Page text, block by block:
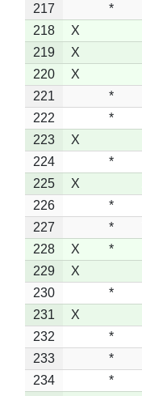
217
*
218
X
219
X
220
X
221
*
222
*
223
X
224
*
225
X
226
*
227
*
228
X *
229
X
230
*
231
X
232
*
233
*
234
*